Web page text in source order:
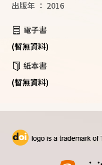
出版年 ： 2016
電子書
(暫無資料)
紙本書
(暫無資料)